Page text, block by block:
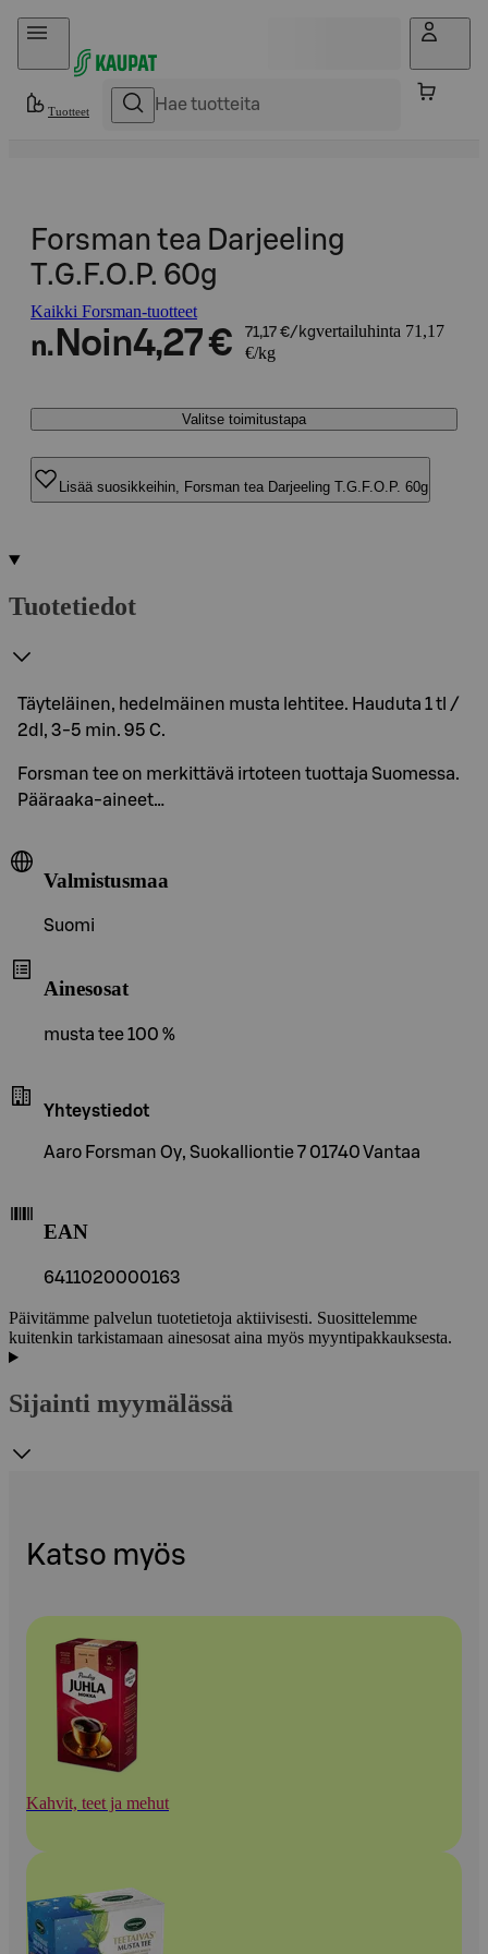
Hyppää sisältöön
Tuotteet
Forsman tea Darjeeling
T.G.F.O.P. 60g
Kaikki Forsman-tuotteet
n. Noin4,27 € 71,17 €/kgvertailuhinta 71,17
€/kg
Valitse toimitustapa
Lisää suosikkeihin, Forsman tea Darjeeling T.G.F.O.P. 60g
Tuotetiedot
Täyteläinen, hedelmäinen musta lehtitee. Hauduta 1 tl /
2dl, 3-5 min. 95 C.
Forsman tee on merkittävä irtoteen tuottaja Suomessa.
Pääraaka-aineet…
Valmistusmaa
Suomi
Ainesosat
musta tee 100 %
Yhteystiedot
Aaro Forsman Oy, Suokalliontie 7 01740 Vantaa
EAN
6411020000163
Päivitämme palvelun tuotetietoja aktiivisesti. Suosittelemme
kuitenkin tarkistamaan ainesosat aina myös myyntipakkauksesta.
Sijainti myymälässä
Katso myös
Kahvit, teet ja mehut